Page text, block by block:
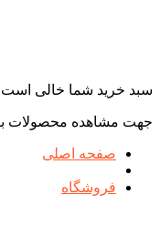
سبد خرید شما خالی
جهت مشاهده محصولات
صفحه اصلی
فروشگاه